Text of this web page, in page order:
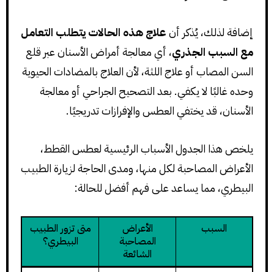
إضافة لذلك، يُذكر أنعلاج هذه الحالات يتطلب التعامل
مع السبب الجذري، أي معالجة أمراض الأسنان عبر قلع
السن المصاب أو علاج اللثة، لأن العلاج بالمضادات الحيوية
وحده غالبًا لا يكفي. بعد التصحيح الجراحي أو معالجة
الأسنان، قد يختفي العطس والإفرازات تدريجيًا.
يلخص هذا الجدول الأسباب الرئيسية لعطس القطط،
الأعراض المصاحبة لكل منها، ومدى الحاجة لزيارة الطبيب
البيطري، مما يساعد على فهم أفضل للحالة:
السبب
الأعراض
المصاحبة
الشائعة
متى تزور الطبيب
البيطري؟